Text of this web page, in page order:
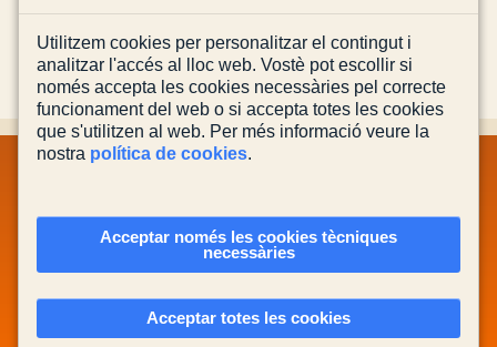
POLÍTICA DE COOKIES
CONTACTA'NS
Actualitzada el
Utilitzem cookies per personalitzar el contingut i
analitzar l'accés al lloc web. Vostè pot escollir si
només accepta les cookies necessàries pel correcte
funcionament del web o si accepta totes les cookies
que s'utilitzen al web. Per més informació veure la
nostra política de cookies.
Acceptar només les cookies tècniques
necessàries
Acceptar totes les cookies